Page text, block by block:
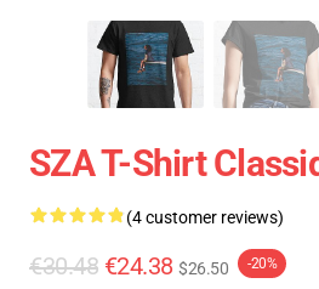
SZA T-Shirt
(4 customer reviews)
€30.48 €24.38 $26.50 -20%